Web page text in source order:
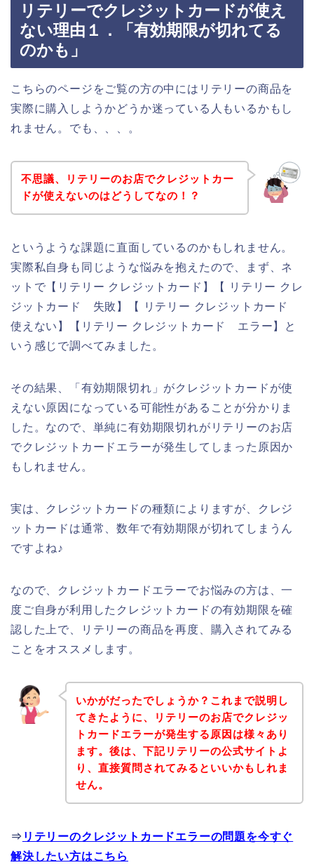
リテリーでクレジットカードが使え
ない理由１．「有効期限が切れてる
のかも」
こちらのページをご覧の方の中にはリテリーの商品を
実際に購入しようかどうか迷っている人もいるかもし
れません。でも、、、。
不思議、リテリーのお店でクレジットカー
ドが使えないのはどうしてなの！？
というような課題に直面しているのかもしれません。
実際私自身も同じような悩みを抱えたので、まず、ネ
ットで【リテリー クレジットカード】【 リテリー クレ
ジットカード 失敗】【 リテリー クレジットカード
使えない】【リテリー クレジットカード エラー】と
いう感じで調べてみました。
その結果、「有効期限切れ」がクレジットカードが使
えない原因になっている可能性があることが分かりま
した。なので、単純に有効期限切れがリテリーのお店
でクレジットカードエラーが発生してしまった原因か
もしれません。
実は、クレジットカードの種類によりますが、クレジ
ットカードは通常、数年で有効期限が切れてしまうん
ですよね♪
なので、クレジットカードエラーでお悩みの方は、一
度ご自身が利用したクレジットカードの有効期限を確
認した上で、リテリーの商品を再度、購入されてみる
ことをオススメします。
いかがだったでしょうか？これまで説明し
てきたように、リテリーのお店でクレジッ
トカードエラーが発生する原因は様々あり
ます。後は、下記リテリーの公式サイトよ
り、直接質問されてみるといいかもしれま
せん。
⇒ リテリーのクレジットカードエラーの問題を今すぐ
解決したい方はこちら